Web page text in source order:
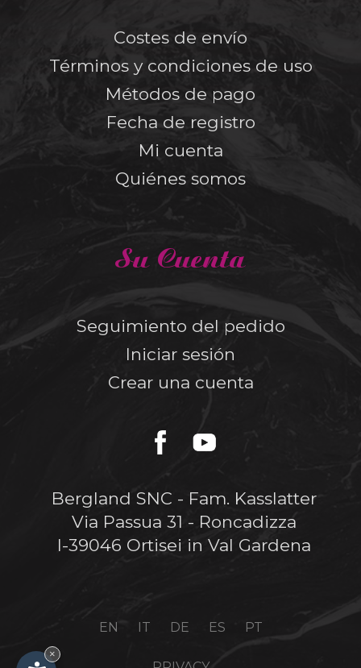
Costes de envío
Términos y condiciones de uso
Métodos de pago
Fecha de registro
Mi cuenta
Quiénes somos
Su Cuenta
Seguimiento del pedido
Iniciar sesión
Crear una cuenta
Bergland SNC - Fam. Kasslatter
Via Passua 31 - Roncadizza
I-39046 Ortisei in Val Gardena
EN IT DE ES PT
×